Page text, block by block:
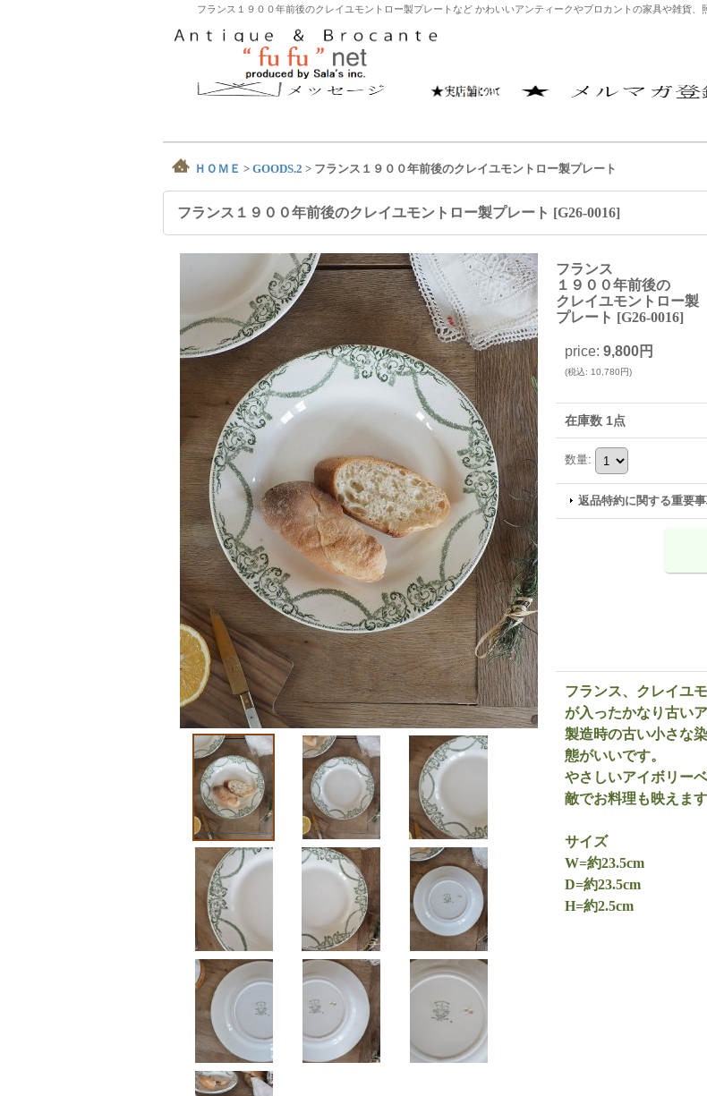
フランス１９００年前後のクレイユモントロー製プレートなど かわいいアンティークやブロカントの家具や雑貨
ＨＯＭＥ > GOODS.2 > フランス１９００年前後のクレイユモントロー製プレート
フランス１９００年前後のクレイユモントロー製プレート [G26-0016]
フランス
１９００年前後の
クレイユモントロー製
プレート [G26-0016]
price: 9,800円
(税込: 10,780円)
在庫数 1点
数量:
返品特約に関する重要
フランス、クレイユ
が入ったかなり古い
製造時の古い小さな
態がいいです。
やさしいアイボリー
敵でお料理も映えま
サイズ
W=約23.5cm
D=約23.5cm
H=約2.5cm